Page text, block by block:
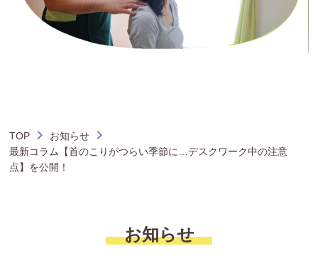
TOP
お知らせ
最新コラム【首のこりがつらい季節に…デスクワーク中の注意
点】を公開！
お知らせ